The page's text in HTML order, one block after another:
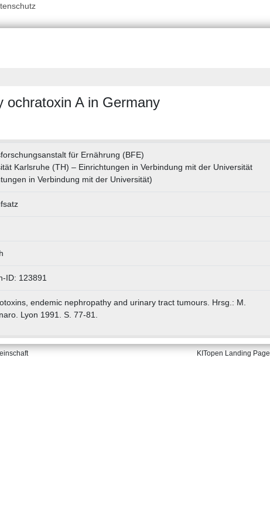
ochratoxin A in Germany
für Ernährung (BFE)
Karlsruhe (TH) – Einrichtungen in Verbindung mit der Universität
in Verbindung mit der Universität)
ID: 123891
endemic nephropathy and urinary tract tumours. Hrsg.: M.
Lyon 1991. S. 77-81.
KITopen Landing Page